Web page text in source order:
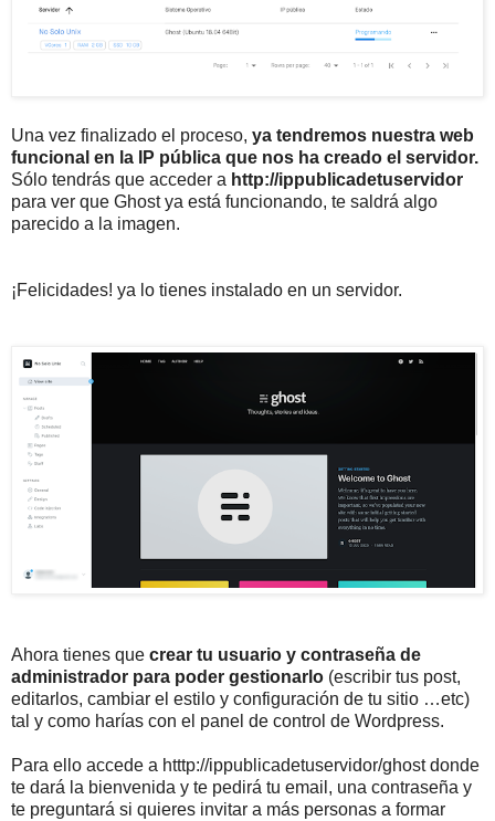
Una vez finalizado el proceso, ya tendremos nuestra web
funcional en la IP pública que nos ha creado el servidor.
Sólo tendrás que acceder a http://ippublicadetuservidor
para ver que Ghost ya está funcionando, te saldrá algo
parecido a la imagen.
¡Felicidades! ya lo tienes instalado en un servidor.
Ahora tienes que crear tu usuario y contraseña de
administrador para poder gestionarlo (escribir tus post,
editarlos, cambiar el estilo y configuración de tu sitio …etc)
tal y como harías con el panel de control de Wordpress.
Para ello accede a htttp://ippublicadetuservidor/ghost donde
te dará la bienvenida y te pedirá tu email, una contraseña y
te preguntará si quieres invitar a más personas a formar